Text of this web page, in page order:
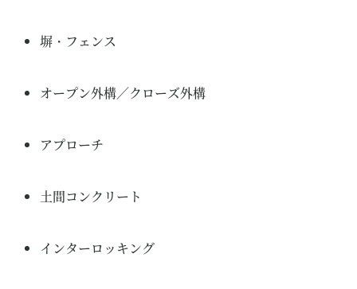
塀・フェンス
オープン外構／クローズ外構
アプローチ
土間コンクリート
インターロッキング